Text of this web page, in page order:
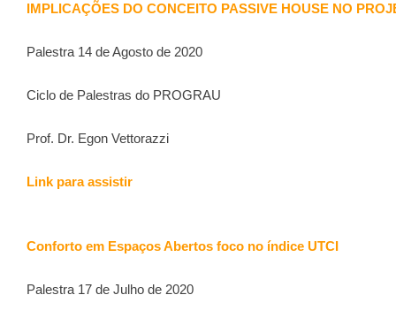
IMPLICAÇÕES DO CONCEITO PASSIVE HOUSE NO
Palestra 14 de Agosto de 2020
Ciclo de Palestras do PROGRAU
Prof. Dr. Egon Vettorazzi
Link para assistir
Conforto em Espaços Abertos foco no índice UTCI
Palestra 17 de Julho de 2020